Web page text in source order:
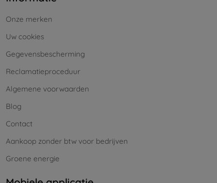
Onze merken
Uw cookies
Gegevensbescherming
Reclamatieproceduur
Algemene voorwaarden
Blog
Contact
Aankoop zonder btw voor bedrijven
Groene energie